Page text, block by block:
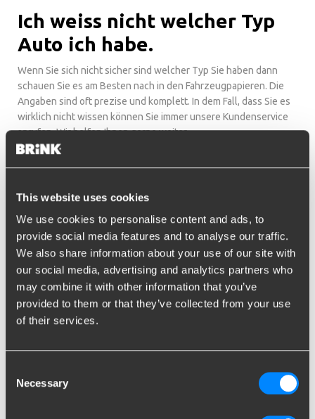
This website uses cookies
We use cookies to personalise content and ads, to
provide social media features and to analyse our traffic.
We also share information about your use of our site with
our social media, advertising and analytics partners who
may combine it with other information that you’ve
provided to them or that they’ve collected from your use
of their services.
Selection
Necessary
Ich weiss nicht welcher Typ
Auto ich habe.
Wenn Sie sich nicht sicher sind welcher Typ Sie haben dann
schauen Sie es am Besten nach in den Fahrzeugpapieren. Die
Angaben sind oft prezise und komplett. In dem Fall, dass Sie es
wirklich nicht wissen können Sie immer unsere Kundenservice
anrufen. Wir helfen Ihnen gerne weiter.
Welk Tesla Model heeft u?
Als u er niet zeker van bent welke type Tesla heeft, kunt u uw
kentekenpapieren raadplegen. Deze gegevens zijn accuraat en
volledig. Het is ook mogelijk om op kenteken te zoeken! Mocht u
er niet uitkomen, kunt u altijd contact opnemen met onze
klantenservice. Wij helpen u graag verder.
Kosten Tesla trekhaak
(fietsendragerhaak)
plaatsen
Aangezien de kosten voor een Tesla trekhaak voertuig